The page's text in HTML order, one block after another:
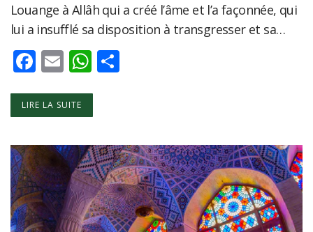
Louange à Allâh qui a créé l’âme et l’a façonnée, qui
lui a insufflé sa disposition à transgresser et sa…
Facebook
EmailWhatsApp
LIRE LA SUITE